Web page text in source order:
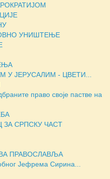
УНИШТЕЊЕ
У ЈЕРУСАЛИМ - ЦВЕТИ...
право своје пастве на
СРПСКУ ЧАСТ
ПРАВОСЛАВЉА
Јефрема Сирина...